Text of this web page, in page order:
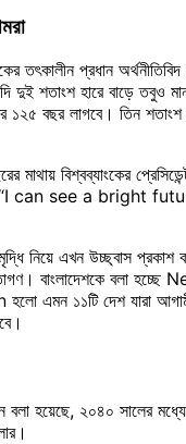
তৎকালীন প্রধান অর্থনীতিবিদ
দুই শতাংশ হারে বাড়ে তবুও
১২৫ বছর লাগবে। তিন
মাথায় বিশ্বব্যাংকের
“I can see a bright
নিয়ে এখন উচ্ছ্বাস প্রকাশ
বাংলাদেশকে বলা
এমন ১১টি দেশ যারা
বলা হয়েছে, ২০৪০ সালের মধ্যে